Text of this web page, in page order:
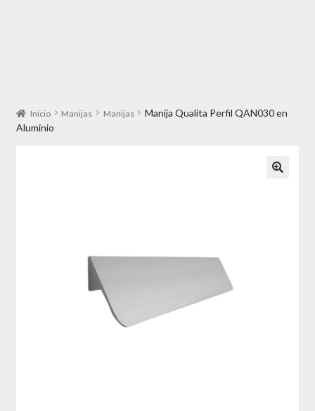
Inicio Manijas Manijas
Manija Qualita Perfil QAN030 en
Aluminio